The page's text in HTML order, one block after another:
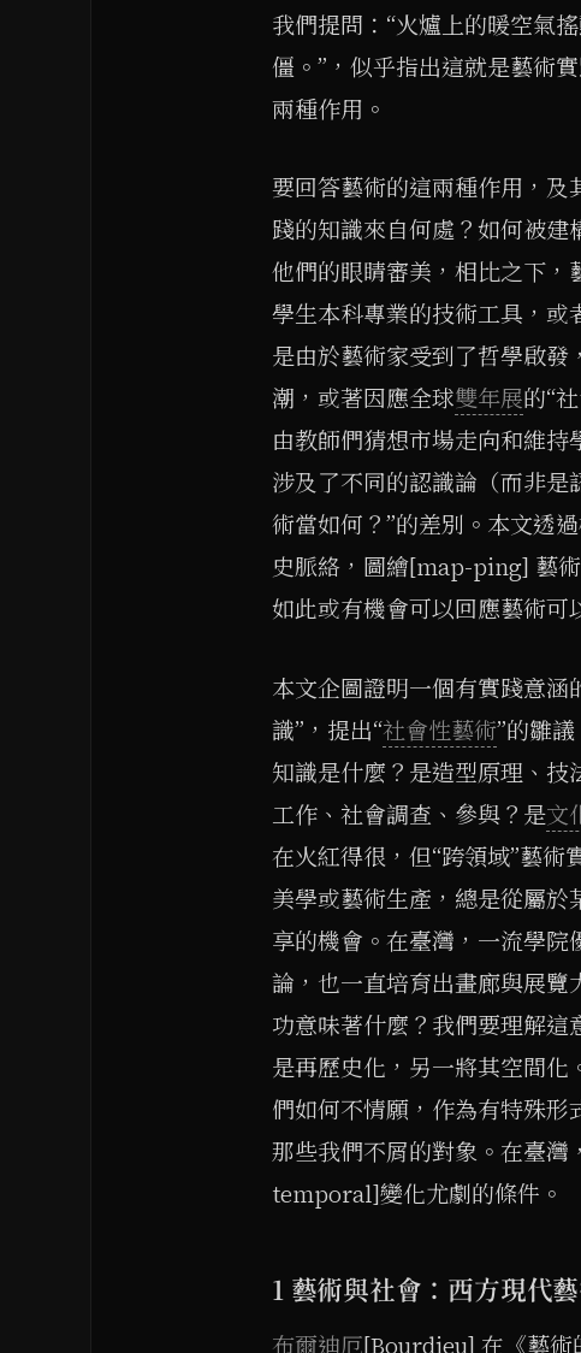
我們提問：“火爐上的暖空氣
僵。”，似乎指出這就是藝術
兩種作用。
要回答藝術的這兩種作用，及
踐的知識來自何處？如何被建
他們的眼睛審美，相比之下，
學生本科專業的技術工具，或
是由於藝術家受到了哲學啟
潮，或著因應全球雙年展的“
由教師們猜想市場走向和維
涉及了不同的認識論（而非是
術當如何？”的差別。本文透
史脈絡，圖繪[map-ping] 藝
如此或有機會可以回應藝術可
本文企圖證明一個有實踐意涵
識”，提出“社會性藝術”的雛
知識是什麼？是造型原理、
工作、社會調查、參與？是文
在火紅得很，但“跨領域”藝術
美學或藝術生產，總是從屬
享的機會。在臺灣，一流學
論，也一直培育出畫廊與展覽
功意味著什麼？我們要理解
是再歷史化，另一將其空間
們如何不情願，作為有特殊
那些我們不屑的對象。在臺
temporal]變化尤劇的條件。
1 藝術與社會：西方現代
布爾迪厄[Bourdieu] 在《藝